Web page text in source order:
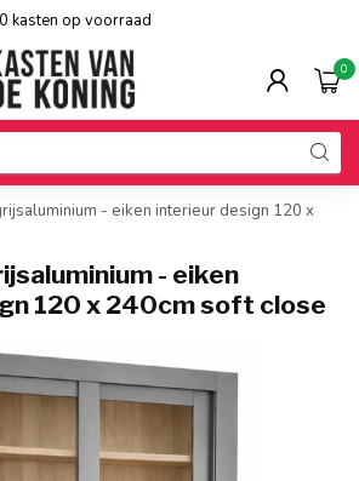
kasten op voorraad
0
- eiken interieur design 120 x
- eiken
120 x 240cm soft close